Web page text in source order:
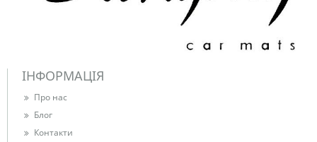
ІНФОРМАЦІЯ
Про нас
Блог
Контакти